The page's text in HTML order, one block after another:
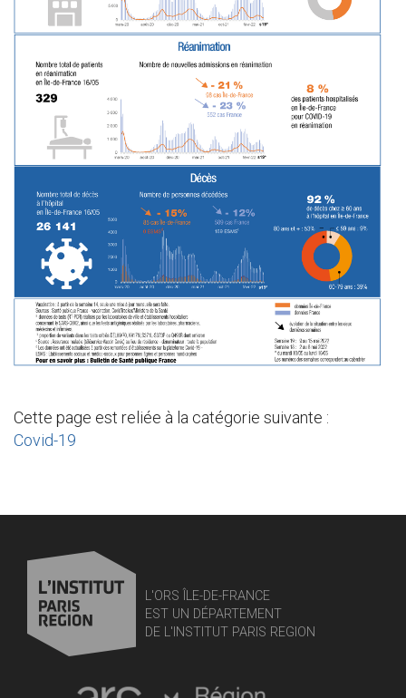
Cette page est reliée à la catégorie suivante :
Covid-19
L'ORS ÎLE-DE-FRANCE
EST UN DÉPARTEMENT
DE L'INSTITUT PARIS REGION